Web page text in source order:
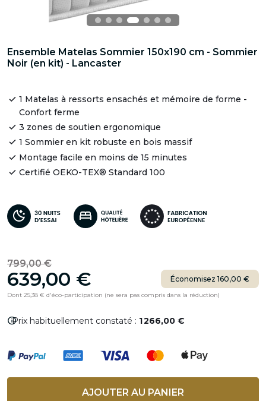
Ensemble Matelas Sommier 150x190 cm - Sommier
Noir (en kit) - Lancaster
1 Matelas à ressorts ensachés et mémoire de forme -
Confort ferme
3 zones de soutien ergonomique
1 Sommier en kit robuste en bois massif
Montage facile en moins de 15 minutes
Certifié OEKO-TEX® Standard 100
799,00 €
639,00 € Économisez 160,00 €
Dont 25,38 € d'éco-participation (ne sera pas compris dans la réduction)
infoPrix habituellement constaté : 1 266,00 €
AJOUTER AU PANIER